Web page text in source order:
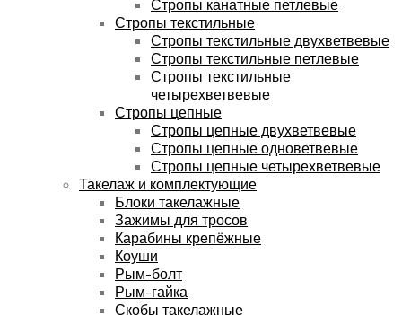
Стропы канатные петлевые
Стропы текстильные
Стропы текстильные двухветвевые
Стропы текстильные петлевые
Стропы текстильные
четырехветвевые
Стропы цепные
Стропы цепные двухветвевые
Стропы цепные одноветвевые
Стропы цепные четырехветвевые
Такелаж и комплектующие
Блоки такелажные
Зажимы для тросов
Карабины крепёжные
Коуши
Рым-болт
Рым-гайка
Скобы такелажные